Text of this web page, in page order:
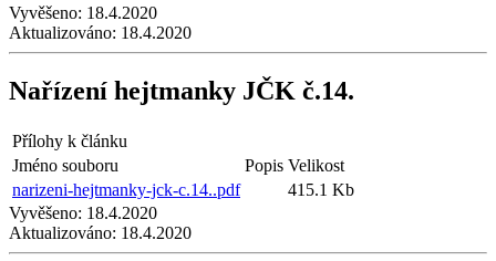
Vyvěšeno: 18.4.2020
Aktualizováno: 18.4.2020
Nařízení hejtmanky JČK č.14.
Přílohy k článku
Jméno souboru
Popis Velikost
narizeni-hejtmanky-jck-c.14..pdf
415.1 Kb
Vyvěšeno: 18.4.2020
Aktualizováno: 18.4.2020